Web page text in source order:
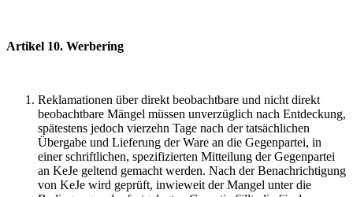
Artikel 10. Werbering
Reklamationen über direkt beobachtbare und nicht direkt
beobachtbare Mängel müssen unverzüglich nach Entdeckung,
spätestens jedoch vierzehn Tage nach der tatsächlichen
Übergabe und Lieferung der Ware an die Gegenpartei, in
einer schriftlichen, spezifizierten Mitteilung der Gegenpartei
an KeJe geltend gemacht werden. Nach der Benachrichtigung
von KeJe wird geprüft, inwieweit der Mangel unter die